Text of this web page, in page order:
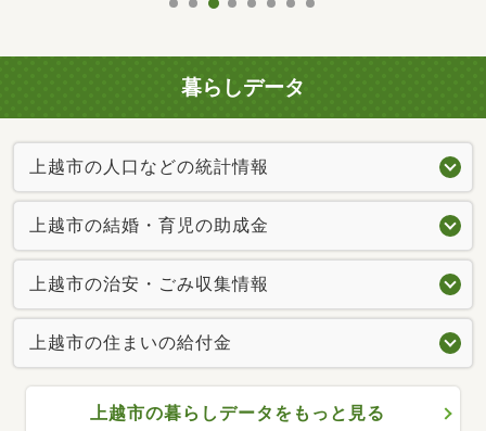
暮らしデータ
上越市の人口などの統計情報
上越市の結婚・育児の助成金
上越市の治安・ごみ収集情報
上越市の住まいの給付金
上越市の暮らしデータをもっと見る